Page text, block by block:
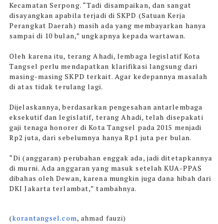
Kecamatan Serpong. “Tadi disampaikan, dan sangat
disayangkan apabila terjadi di SKPD (Satuan Kerja
Perangkat Daerah) masih ada yang membayarkan hanya
sampai di 10 bulan,” ungkapnya kepada wartawan.
Oleh karena itu, terang Ahadi, lembaga legislatif Kota
Tangsel perlu mendapatkan klarifikasi langsung dari
masing-masing SKPD terkait. Agar kedepannya masalah
di atas tidak terulang lagi.
Dijelaskannya, berdasarkan pengesahan antarlembaga
eksekutif dan legislatif, terang Ahadi, telah disepakati
gaji tenaga honorer di Kota Tangsel pada 2015 menjadi
Rp2 juta, dari sebelumnya hanya Rp1 juta per bulan.
“Di (anggaran) perubahan enggak ada, jadi ditetapkannya
di murni. Ada anggaran yang masuk setelah KUA-PPAS
dibahas oleh Dewan, karena mungkin juga dana hibah dari
DKI Jakarta terlambat,” tambahnya.
(korantangsel.com, ahmad fauzi)